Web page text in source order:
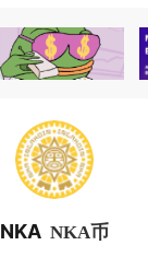
NKA NKA币